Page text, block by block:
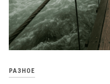
РАЗНОЕ